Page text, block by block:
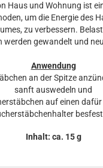
Haus und Wohnung ist
um die Energie des
zu verbessern.
werden gewandelt und
Anwendung
an der Spitze
sanft auswedeln und
auf einen dafür
Inhalt: ca. 15 g